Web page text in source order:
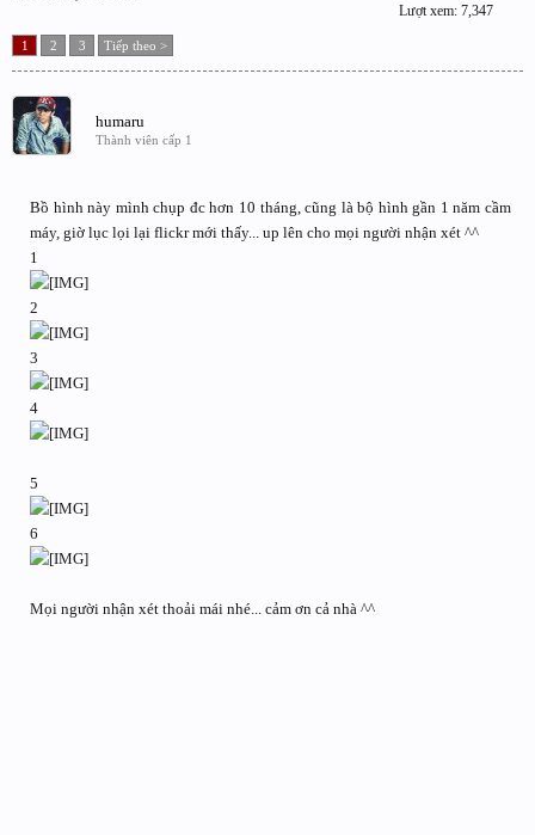
Lượt xem: 7,347
1 2 3 Tiếp theo >
humaru
Thành viên cấp 1
Bồ hình này mình chụp đc hơn 10 tháng, cũng là bộ hình gần 1 năm cầm
máy, giờ lục lọi lại flickr mới thấy... up lên cho mọi người nhận xét ^^
1
2
3
4
5
6
Mọi người nhận xét thoải mái nhé... cảm ơn cả nhà ^^